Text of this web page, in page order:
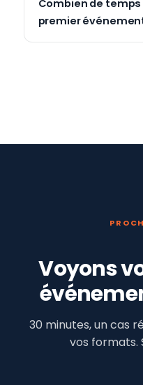
Combien de
premier
Voyons
30 minutes, un cas
vos formats.